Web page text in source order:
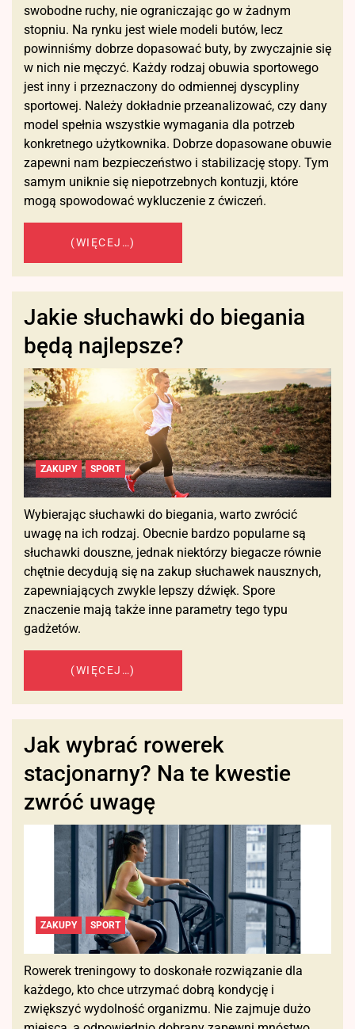
swobodne ruchy, nie ograniczając go w żadnym
stopniu. Na rynku jest wiele modeli butów, lecz
powinniśmy dobrze dopasować buty, by zwyczajnie się
w nich nie męczyć. Każdy rodzaj obuwia sportowego
jest inny i przeznaczony do odmiennej dyscypliny
sportowej. Należy dokładnie przeanalizować, czy dany
model spełnia wszystkie wymagania dla potrzeb
konkretnego użytkownika. Dobrze dopasowane obuwie
zapewni nam bezpieczeństwo i stabilizację stopy. Tym
samym uniknie się niepotrzebnych kontuzji, które
mogą spowodować wykluczenie z ćwiczeń.
(WIĘCEJ…)
Jakie słuchawki do biegania
będą najlepsze?
SPORT
ZAKUPY
Wybierając słuchawki do biegania, warto zwrócić
uwagę na ich rodzaj. Obecnie bardzo popularne są
słuchawki douszne, jednak niektórzy biegacze równie
chętnie decydują się na zakup słuchawek nausznych,
zapewniających zwykle lepszy dźwięk. Spore
znaczenie mają także inne parametry tego typu
gadżetów.
(WIĘCEJ…)
Jak wybrać rowerek
stacjonarny? Na te kwestie
zwróć uwagę
SPORT
ZAKUPY
Rowerek treningowy to doskonałe rozwiązanie dla
każdego, kto chce utrzymać dobrą kondycję i
zwiększyć wydolność organizmu. Nie zajmuje dużo